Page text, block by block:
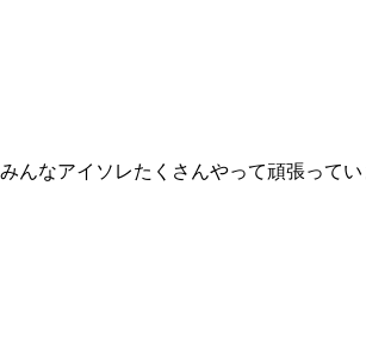
みんなアイソレたくさんやって頑張ってい